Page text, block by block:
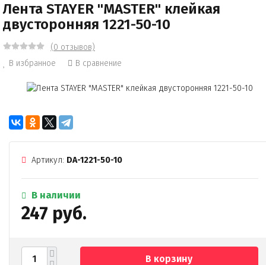
Лента STAYER "MASTER" клейкая
двусторонняя 1221-50-10
(0 отзывов)
В избранное
В сравнение
Артикул: DA-1221-50-10
В наличии
247 руб.
В корзину